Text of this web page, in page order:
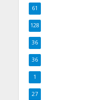
61
128
36
36
1
27